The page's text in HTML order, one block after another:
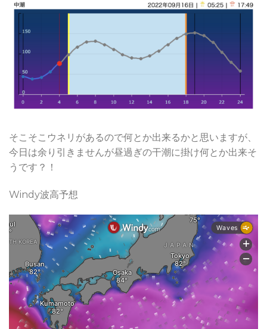
そこそこウネリがあるので何とか出来るかと思いますが、
今日は余り引きませんが昼過ぎの干潮に掛け何とか出来そ
うです？！
Windy波高予想